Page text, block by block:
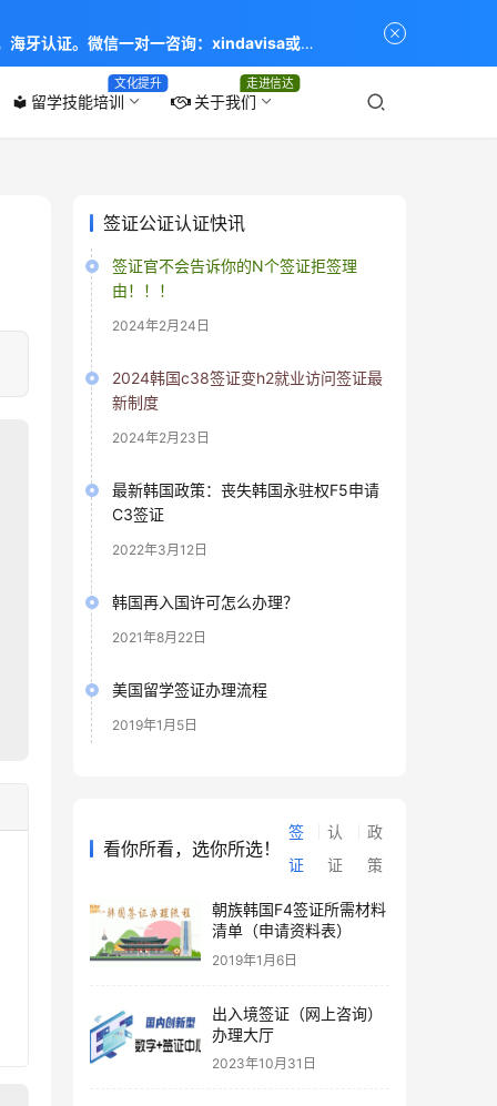
local_library 留学技能培训
文化提升
关于我们
走进信达
签证公证认证快讯
签证官不会告诉你的N个签证拒签理
由！！！
2024年2月24日
2024韩国c38签证变h2就业访问签证最
新制度
2024年2月23日
最新韩国政策：丧失韩国永驻权F5申请
C3签证
2022年3月12日
韩国再入国许可怎么办理？
2021年8月22日
美国留学签证办理流程
2019年1月5日
看你所看，选你所选！
签
证
认
证
政
策
朝族韩国F4签证所需材料
清单（申请资料表）
2019年1月6日
出入境签证（网上咨询）
办理大厅
2023年10月31日
海牙认证。微信一对一咨询：xindavisa或
：留学签证 商务签证 探亲签证 旅游签证 涉外公证